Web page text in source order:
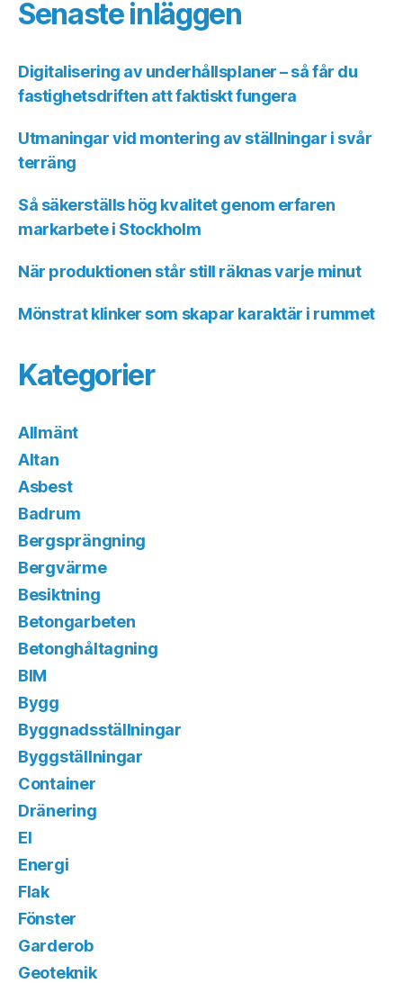
Senaste inläggen
Digitalisering av underhållsplaner – så får du
fastighetsdriften att faktiskt fungera
Utmaningar vid montering av ställningar i svår
terräng
Så säkerställs hög kvalitet genom erfaren
markarbete i Stockholm
När produktionen står still räknas varje minut
Mönstrat klinker som skapar karaktär i rummet
Kategorier
Allmänt
Altan
Asbest
Badrum
Bergsprängning
Bergvärme
Besiktning
Betongarbeten
Betonghåltagning
BIM
Bygg
Byggnadsställningar
Byggställningar
Container
Dränering
El
Energi
Flak
Fönster
Garderob
Geoteknik